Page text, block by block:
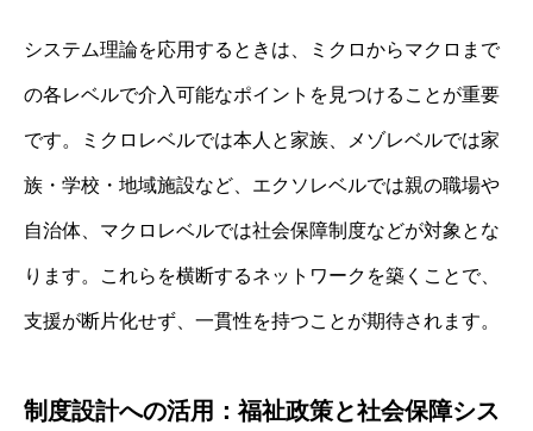
システム理論を応用するときは、ミクロからマクロまで
の各レベルで介入可能なポイントを見つけることが重要
です。ミクロレベルでは本人と家族、メゾレベルでは家
族・学校・地域施設など、エクソレベルでは親の職場や
自治体、マクロレベルでは社会保障制度などが対象とな
ります。これらを横断するネットワークを築くことで、
支援が断片化せず、一貫性を持つことが期待されます。
制度設計への活用：福祉政策と社会保障シス